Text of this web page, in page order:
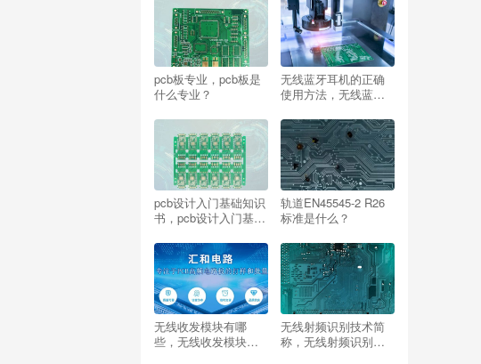
pcb板专业，pcb板是
什么专业？
无线蓝牙耳机的正确
使用方法，无线蓝牙
法？
pcb设计入门基础知识
书，pcb设计入门基础
轨道EN45545-2 R26
标准是什么？
无线收发模块有哪
些，无线收发模块有
无线射频识别技术简
称，无线射频识别技